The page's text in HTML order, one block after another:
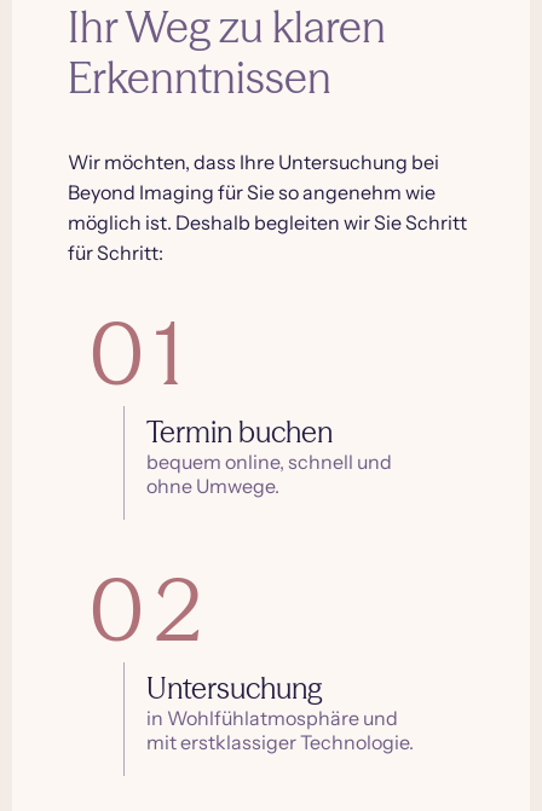
Ihr Weg zu klaren
Erkenntnissen
Wir möchten, dass Ihre Untersuchung bei
Beyond Imaging für Sie so angenehm wie
möglich ist. Deshalb begleiten wir Sie Schritt
für Schritt:
01
Termin buchen
bequem online, schnell und
ohne Umwege.
02
Untersuchung
in Wohlfühlatmosphäre und
mit erstklassiger Technologie.